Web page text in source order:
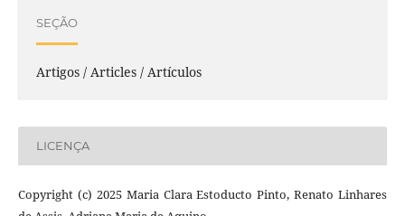
SEÇÃO
Artigos / Articles / Artículos
LICENÇA
Copyright (c) 2025 Maria Clara Estoducto Pinto, Renato Linhares